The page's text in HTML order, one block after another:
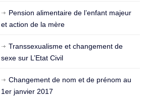
Pension alimentaire de l’enfant majeur
et action de la mère
Transsexualisme et changement de
sexe sur L’Etat Civil
Changement de nom et de prénom au
1er janvier 2017